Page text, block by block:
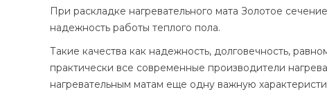
При раскладке нагревательного мата Золотое
надежность работы теплого пола.
Такие качества как надежность, долговечность,
практически все современные производители
нагревательным матам еще одну важную